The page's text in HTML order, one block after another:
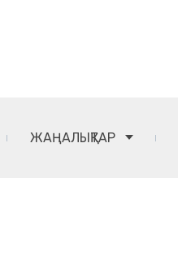
ЖАҢАЛЫҚТАР